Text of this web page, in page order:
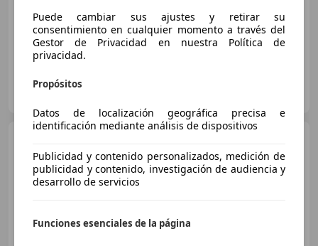
06/2026 10 km Gasolina 74 kW (101 CV)
STELLANTIS & YOU VALENCIA TRES CRUCES
Edition 100
Sincomparación
Puede cambiar sus ajustes y retirar su
consentimiento en cualquier momento a través del
Gestor de Privacidad en nuestra Política de
privacidad.
Propósitos
Datos de localización geográfica precisa e
identificación mediante análisis de dispositivos
Publicidad y contenido personalizados, medición de
publicidad y contenido, investigación de audiencia y
desarrollo de servicios
Funciones esenciales de la página